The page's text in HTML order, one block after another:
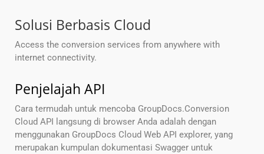
Solusi Berbasis Cloud
Access the conversion services from anywhere with
internet connectivity.
Penjelajah API
Cara termudah untuk mencoba GroupDocs.Conversion
Cloud API langsung di browser Anda adalah dengan
menggunakan GroupDocs Cloud Web API explorer, yang
merupakan kumpulan dokumentasi Swagger untuk